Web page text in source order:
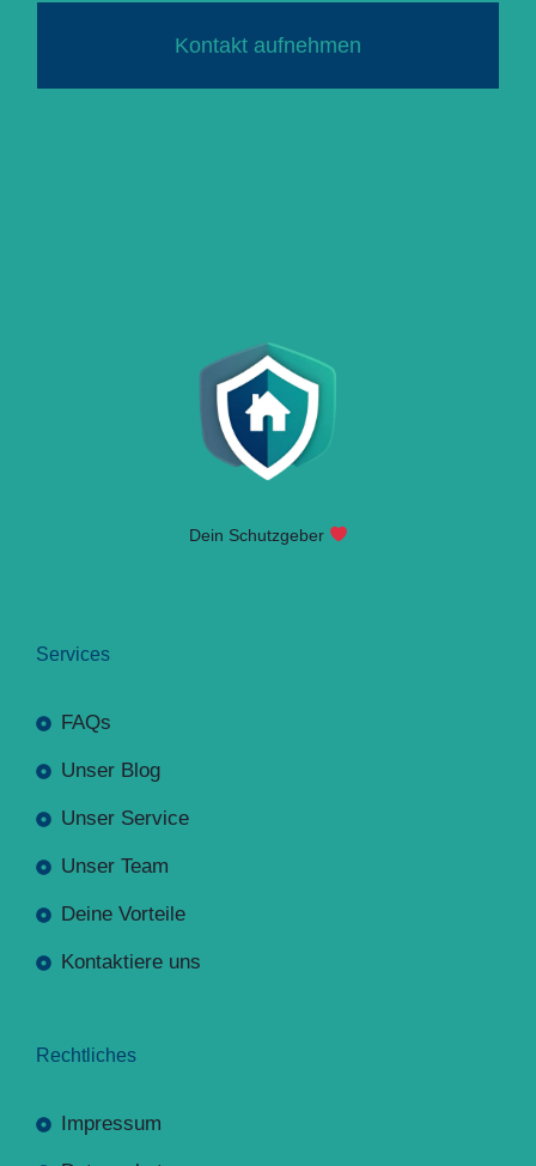
Kontakt aufnehmen
Dein Schutzgeber
Services
FAQs
Unser Blog
Unser Service
Unser Team
Deine Vorteile
Kontaktiere uns
Rechtliches
Impressum